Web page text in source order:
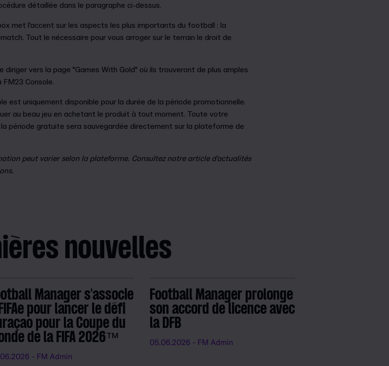
détaillée dans le paragraphe ci-dessus.
met l'accent sur les aspects les plus importants du football : la
Tout le nécessaire pour vous arroger sur le terrain le droit de
diriger vers la page "Games With Gold" où ils trouveront de plus amples
Console.
est uniquement disponible pour la durée de la période promotionnelle.
au beau jeu en achetant le produit à tout moment. Toute votre
période gratuite sera sauvegardée directement sur la plateforme de
peut varier selon la plateforme. Consultez notre article d'actualités
nouvelles
Manager s'associe
pour lancer le défi
pour la Coupe du
de la FIFA 2026™
- FM Admin
Football Manager prolonge
son accord de licence avec
la DFB
05.06.2026 - FM Admin